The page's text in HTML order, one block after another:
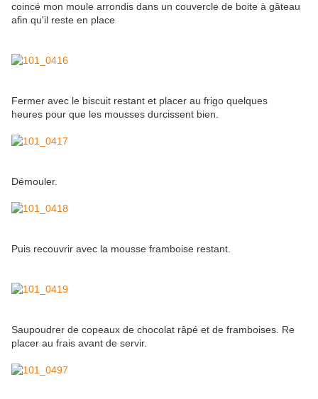
coincé mon moule arrondis dans un couvercle de boite à gâteau
afin qu'il reste en place
Fermer avec le biscuit restant et placer au frigo quelques
heures pour que les mousses durcissent bien.
Démouler.
Puis recouvrir avec la mousse framboise restant.
Saupoudrer de copeaux de chocolat râpé et de framboises. Re
placer au frais avant de servir.